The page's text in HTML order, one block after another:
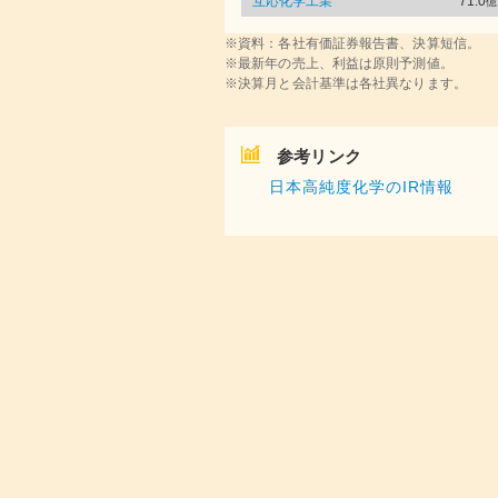
※資料：各社有価証券報告書、決算短信。
※最新年の売上、利益は原則予測値。
※決算月と会計基準は各社異なります。
参考リンク
日本高純度化学のIR情報